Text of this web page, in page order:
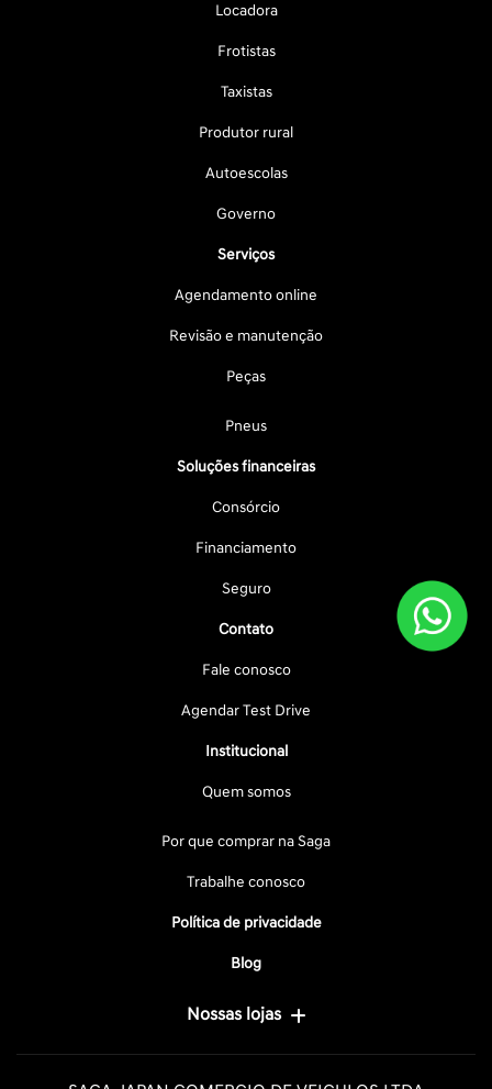
Locadora
Frotistas
Taxistas
Produtor rural
Autoescolas
Governo
Serviços
Agendamento online
Revisão e manutenção
Peças
Pneus
Soluções financeiras
Consórcio
Financiamento
Seguro
Contato
Fale conosco
Agendar Test Drive
Institucional
Quem somos
Por que comprar na Saga
Trabalhe conosco
Política de privacidade
Blog
Nossas lojas